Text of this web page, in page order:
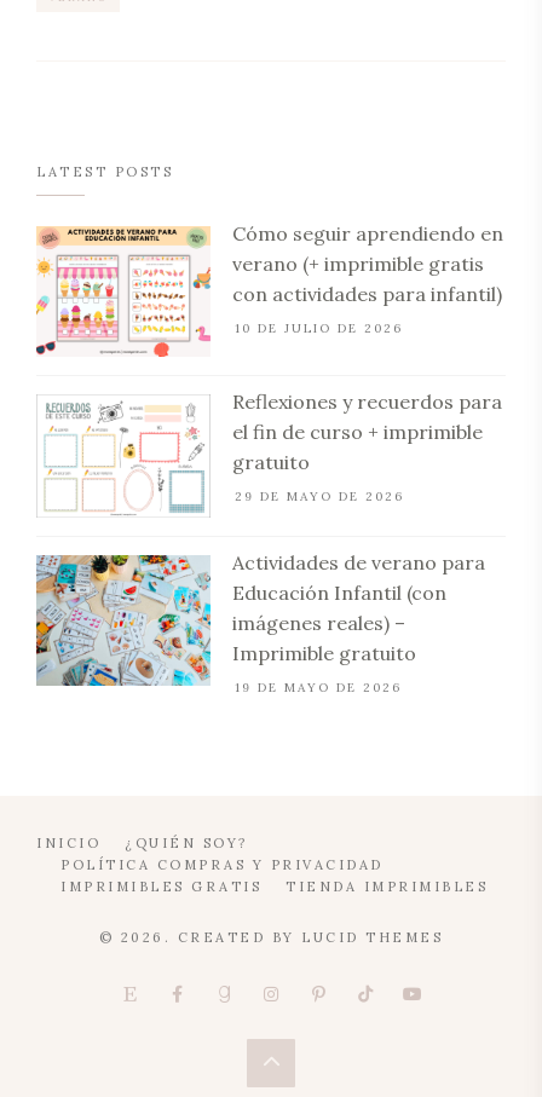
LATEST POSTS
Cómo seguir aprendiendo en
verano (+ imprimible gratis
con actividades para infantil)
10 DE JULIO DE 2026
Reflexiones y recuerdos para
el fin de curso + imprimible
gratuito
29 DE MAYO DE 2026
Actividades de verano para
Educación Infantil (con
imágenes reales) –
Imprimible gratuito
19 DE MAYO DE 2026
INICIO
¿QUIÉN SOY?
POLÍTICA COMPRAS Y PRIVACIDAD
IMPRIMIBLES GRATIS
TIENDA IMPRIMIBLES
© 2026. CREATED BY LUCID THEMES